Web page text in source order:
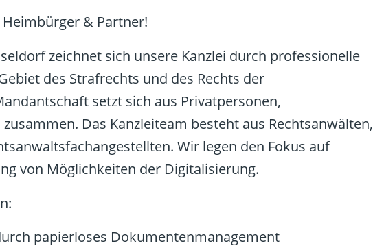
& Partner!
zeichnet sich unsere Kanzlei durch professionelle
des Strafrechts und des Rechts der
setzt sich aus Privatpersonen,
Das Kanzleiteam besteht aus Rechtsanwälten,
Wir legen den Fokus auf
von Möglichkeiten der Digitalisierung.
papierloses Dokumentenmanagement